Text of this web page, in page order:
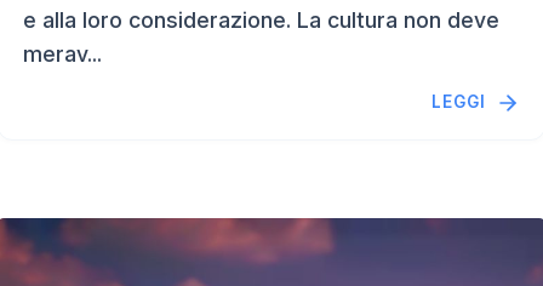
e alla loro considerazione. La cultura non deve
merav...
LEGGI